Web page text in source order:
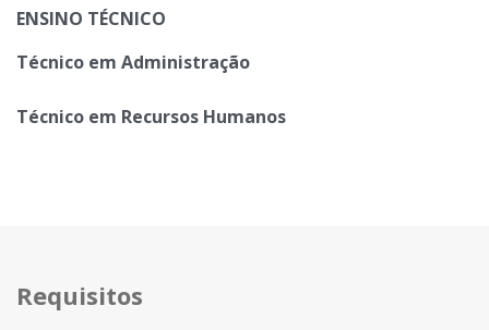
ENSINO TÉCNICO
Técnico em Administração
Técnico em Recursos Humanos
Requisitos